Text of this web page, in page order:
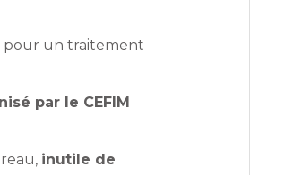
pour un traitement
par le CEFIM
inutile de